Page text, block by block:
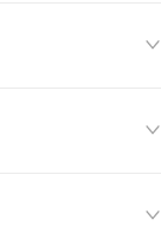


